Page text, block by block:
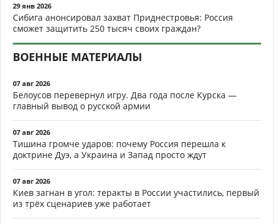
29 янв 2026
Сибига анонсировал захват Приднестровья: Россия
сможет защитить 250 тысяч своих граждан?
ВОЕННЫЕ МАТЕРИАЛЫ
07 авг 2026
Белоусов перевернул игру. Два года после Курска —
главный вывод о русской армии
07 авг 2026
Тишина громче ударов: почему Россия перешла к
доктрине Дуэ, а Украина и Запад просто ждут
07 авг 2026
Киев загнан в угол: теракты в России участились, первый
из трёх сценариев уже работает